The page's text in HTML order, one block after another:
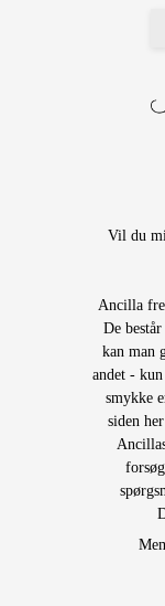
Vil du
Ancilla
De
kan man
andet -
smykke
siden